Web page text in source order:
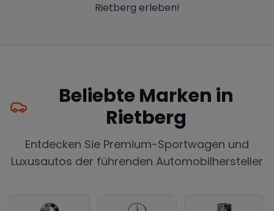
Rietberg erleben!
Beliebte Marken in
Rietberg
Entdecken Sie Premium-Sportwagen und
Luxusautos der führenden Automobilhersteller